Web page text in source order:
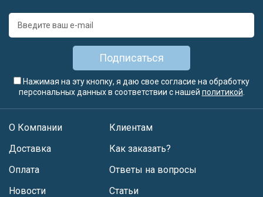
Подписаться
Нажимая на эту кнопку, я даю свое согласие на обработку
персональных данных в соответствии с нашей политикой
О Компании
Доставка
Оплата
Новости
Клиентам
Как заказать?
Ответы на вопросы
Статьи